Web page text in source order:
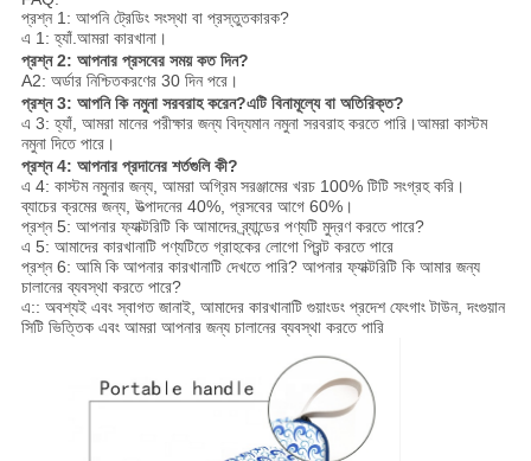
প্রশ্ন 1: আপনি ট্রেডিং সংস্থা বা প্রস্তুতকারক?
এ 1: হ্যাঁ.আমরা কারখানা।
প্রশ্ন 2: আপনার প্রসবের সময় কত দিন?
A2: অর্ডার নিশ্চিতকরণের 30 দিন পরে।
প্রশ্ন 3: আপনি কি নমুনা সরবরাহ করেন?এটি বিনামূল্যে বা অতিরিক্ত?
এ 3: হ্যাঁ, আমরা মানের পরীক্ষার জন্য বিদ্যমান নমুনা সরবরাহ করতে পারি।আমরা কাস্টম
নমুনা দিতে পারে।
প্রশ্ন 4: আপনার প্রদানের শর্তগুলি কী?
এ 4: কাস্টম নমুনার জন্য, আমরা অগ্রিম সরঞ্জামের খরচ 100% টিটি সংগ্রহ করি।
ব্যাচের ক্রমের জন্য, উত্পাদনের 40%, প্রসবের আগে 60%।
প্রশ্ন 5: আপনার ফ্যাক্টরিটি কি আমাদের ব্র্যান্ডের পণ্যটি মুদ্রণ করতে পারে?
এ 5: আমাদের কারখানাটি পণ্যটিতে গ্রাহকের লোগো প্রিন্ট করতে পারে
প্রশ্ন 6: আমি কি আপনার কারখানাটি দেখতে পারি? আপনার ফ্যাক্টরিটি কি আমার জন্য
চালানের ব্যবস্থা করতে পারে?
এ:: অবশ্যই এবং স্বাগত জানাই, আমাদের কারখানাটি গুয়াংডং প্রদেশ ফেংগাং টাউন, দংগুয়ান
সিটি ভিত্তিক এবং আমরা আপনার জন্য চালানের ব্যবস্থা করতে পারি